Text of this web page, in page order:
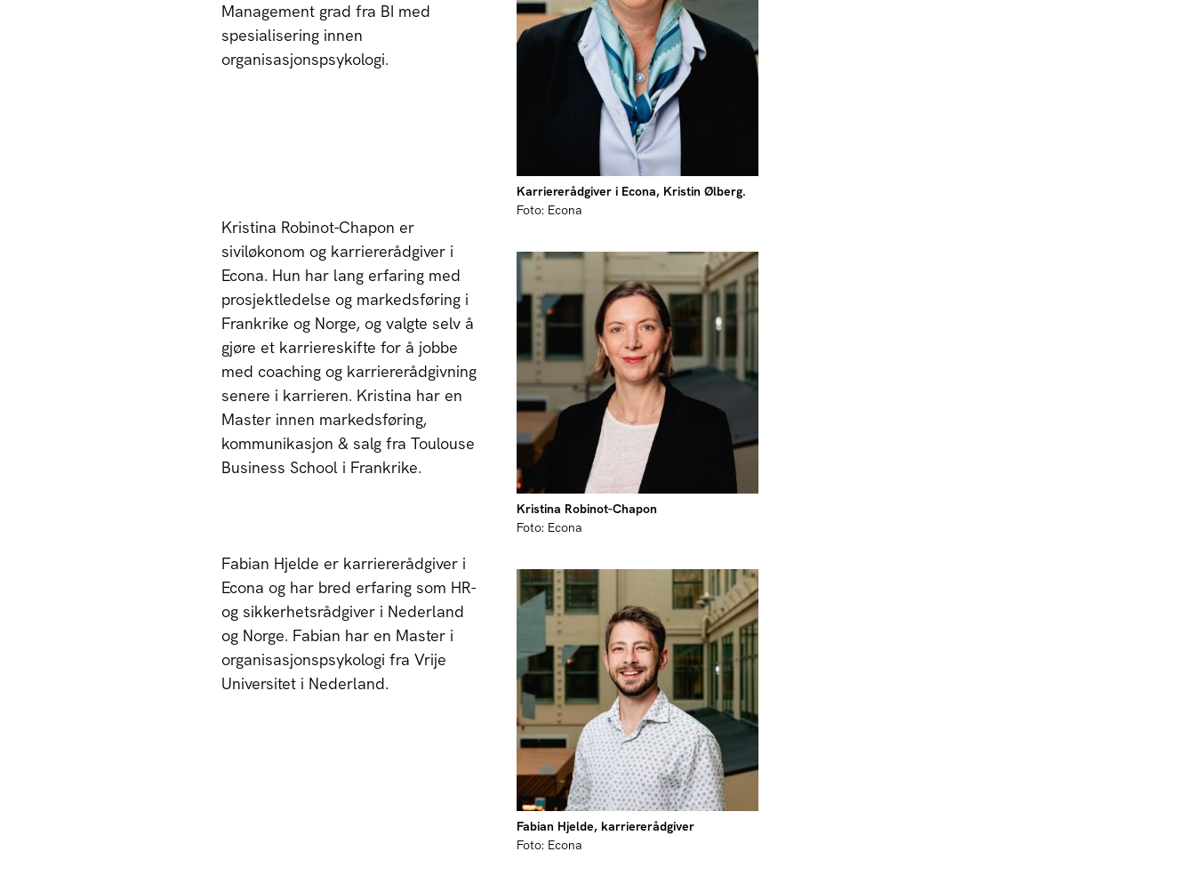
Karriererådgiver i Econa, Kristin Ølberg.
Foto: Econa
Management grad fra BI med
spesialisering innen
organisasjonspsykologi.
Kristina Robinot-Chapon
Foto: Econa
Kristina Robinot-Chapon er
siviløkonom og karriererådgiver i
Econa. Hun har lang erfaring med
prosjektledelse og markedsføring i
Frankrike og Norge, og valgte selv å
gjøre et karriereskifte for å jobbe
med coaching og karriererådgivning
senere i karrieren. Kristina har en
Master innen markedsføring,
kommunikasjon & salg fra Toulouse
Business School i Frankrike.
Fabian Hjelde, karriererådgiver
Foto: Econa
Fabian Hjelde er karriererådgiver i
Econa og har bred erfaring som HR-
og sikkerhetsrådgiver i Nederland
og Norge. Fabian har en Master i
organisasjonspsykologi fra Vrije
Universitet i Nederland.